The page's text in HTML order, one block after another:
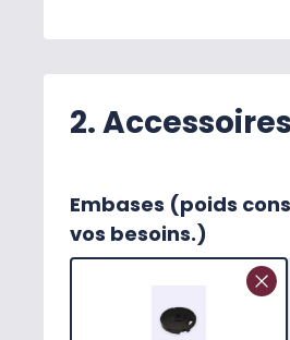
2. Accessoires
Embases (poids conseillé : 30 kg) - (Veuillez
vos besoins.)